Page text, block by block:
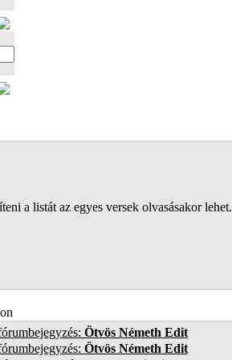
a listát az egyes versek olvasásakor lehet.
Ötvös Németh Edit
Ötvös Németh Edit